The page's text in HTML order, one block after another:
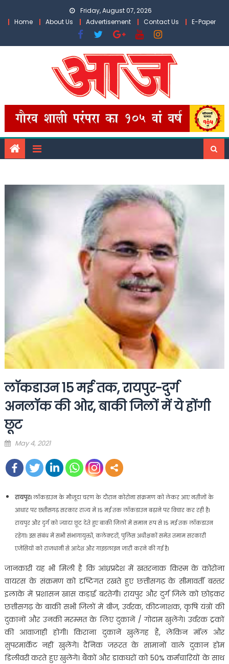
Friday, August 07, 2026
Home
About Us Advertisement Contact Us E-Paper
लॉकडाउन 15 मई तक, रायपुर-दुर्ग
अनलॉक की ओर, बाकी जिलों में ये होंगी
छूट
Posted
May 4, 2021
रायपुर।लॉकडाउन के मौजूदा चरण के दौरान कोरोना संक्रमण को लेकर आए नतीजों के
आधार पर छत्तीसगढ़ सरकार राज्य में 15 मई तक लॉकडाउन बढ़ाने पर विचार कर रही है।
रायपुर और दुर्ग को ज्यादा छूट देते हुए बाकी जिलों में समान रूप से 15 मई तक लॉकडाउन
रहेगा। इस संबंध में सभी संभागायुक्तों, कलेक्टरों, पुलिस अधीक्षकों समेत तमाम सरकारी
एजेंसियों को राजधानी से आदेश और गाइडलाइन जारी करने की गई है।
जानकारी यह भी मिली है कि आंध्रप्रदेश में खतरनाक किस्म के कोरोना
वायरस के संक्रमण को दृष्टिगत रखते हुए छत्तीसगढ़ के सीमावर्ती बस्तर
इलाके में प्रशासन खास कड़ाई बरतेगी। रायपुर और दुर्ग जिले को छोड़कर
छत्तीसगढ़ के बाकी सभी जिलों में बीज, उर्वरक, कीटनाशक, कृषि यंत्रों की
दुकानों और उनकी मरम्मत के लिए दुकानें / गोदाम खुलेंगे। उर्वरक ट्रकों
की आवाजाही होगी। किराना दुकानें खुलेंगह हैं, लेकिन मॉल और
सुपरमार्केट नहीं खुलेंगे। दैनिक जरूरत के सामानों वाले दुकान होम
डिलीवरी करते हुए खुलेंगे। बैंकों और डाकघरों को 50% कर्मचारियों के साथ